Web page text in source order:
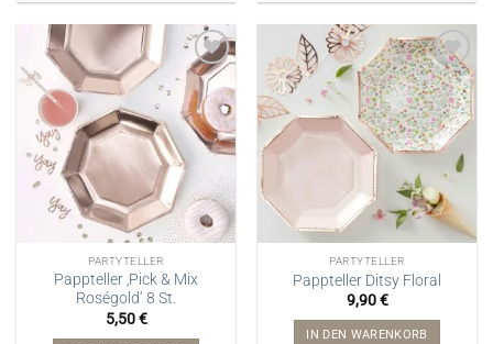
PARTYTELLER
Pappteller ‚Pick & Mix
Roségold‘ 8 St.
5,50€
PARTYTELLER
Pappteller Ditsy Floral
9,90€
IN DEN WARENKORB